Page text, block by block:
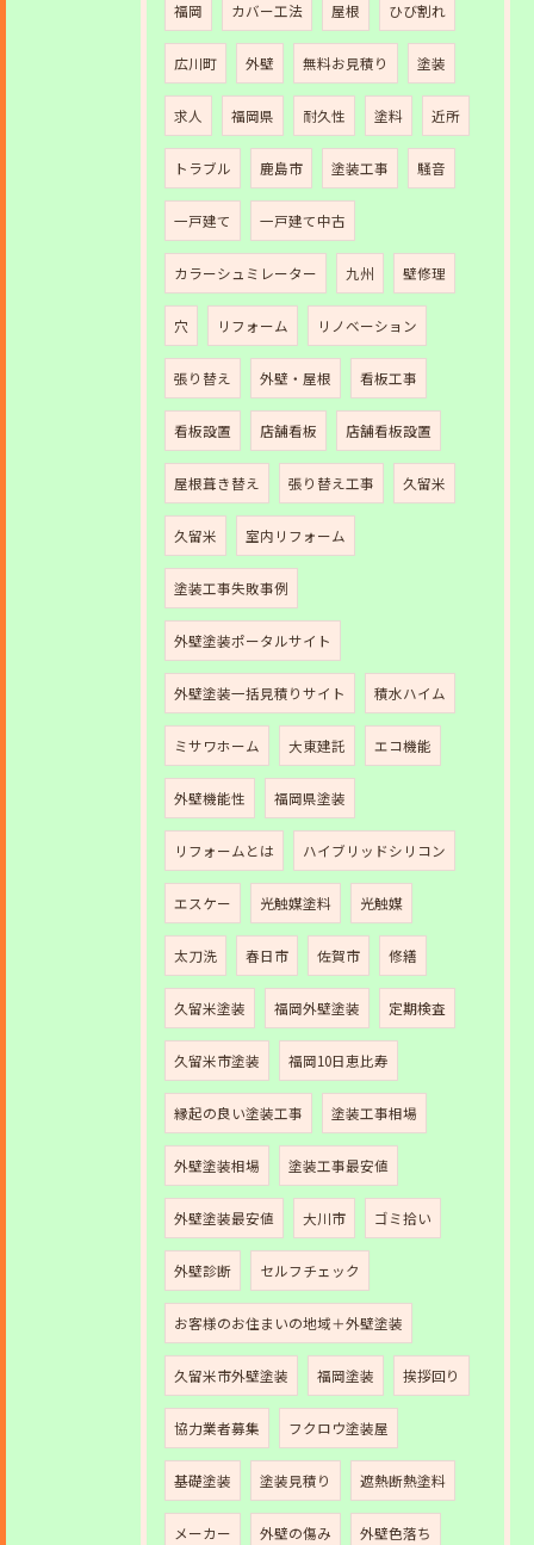
福岡 カバー工法 屋根 ひび割れ
広川町 外壁 無料お見積り 塗装
求人 福岡県 耐久性 塗料 近所
トラブル 鹿島市 塗装工事 騒音
一戸建て 一戸建て中古
カラーシュミレーター 九州 壁修理
穴 リフォーム リノベーション
張り替え 外壁・屋根 看板工事
看板設置 店舗看板 店舗看板設置
屋根葺き替え 張り替え工事 久留米
久留米 室内リフォーム
塗装工事失敗事例
外壁塗装ポータルサイト
外壁塗装一括見積りサイト 積水ハイム
ミサワホーム 大東建託 エコ機能
外壁機能性 福岡県塗装
リフォームとは ハイブリッドシリコン
エスケー 光触媒塗料 光触媒
太刀洗 春日市 佐賀市 修繕
久留米塗装 福岡外壁塗装 定期検査
久留米市塗装 福岡10日恵比寿
縁起の良い塗装工事 塗装工事相場
外壁塗装相場 塗装工事最安値
外壁塗装最安値 大川市 ゴミ拾い
外壁診断 セルフチェック
お客様のお住まいの地域＋外壁塗装
久留米市外壁塗装 福岡塗装 挨拶回り
協力業者募集 フクロウ塗装屋
基礎塗装 塗装見積り 遮熱断熱塗料
メーカー 外壁の傷み 外壁色落ち